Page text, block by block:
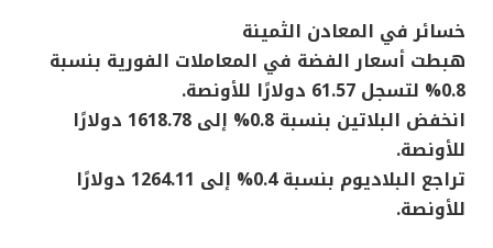
خسائر في المعادن الثمينة
هبطت أسعار الفضة في المعاملات الفورية بنسبة
0.8% لتسجل 61.57 دولارًا للأونصة.
انخفض البلاتين بنسبة 0.8% إلى 1618.78 دولارًا
للأونصة.
تراجع البلاديوم بنسبة 0.4% إلى 1264.11 دولارًا
للأونصة.